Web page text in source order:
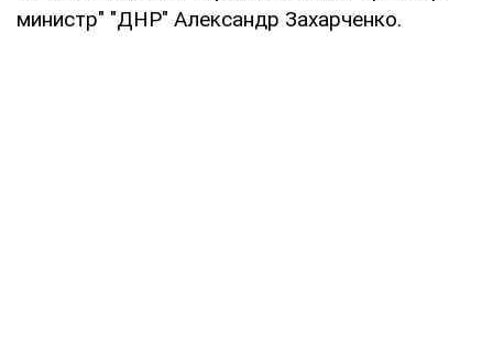
министр" "ДНР" Александр Захарченко.